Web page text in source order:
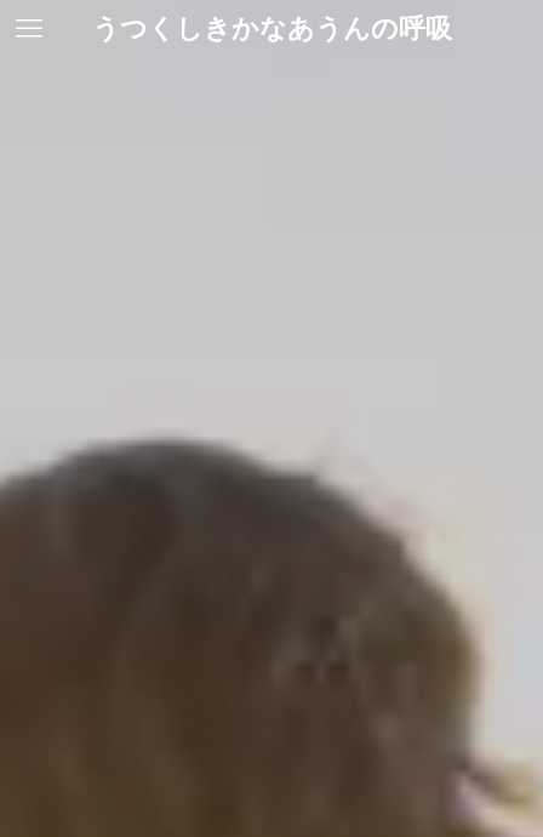
うつくしきかなあうんの呼吸